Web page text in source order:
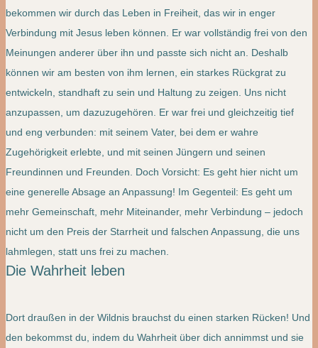
bekommen wir durch das Leben in Freiheit, das wir in enger
Verbindung mit Jesus leben können. Er war vollständig frei von den
Meinungen anderer über ihn und passte sich nicht an. Deshalb
können wir am besten von ihm lernen, ein starkes Rückgrat zu
entwickeln, standhaft zu sein und Haltung zu zeigen. Uns nicht
anzupassen, um dazuzugehören. Er war frei und gleichzeitig tief
und eng verbunden: mit seinem Vater, bei dem er wahre
Zugehörigkeit erlebte, und mit seinen Jüngern und seinen
Freundinnen und Freunden. Doch Vorsicht: Es geht hier nicht um
eine generelle Absage an Anpassung! Im Gegenteil: Es geht um
mehr Gemeinschaft, mehr Miteinander, mehr Verbindung – jedoch
nicht um den Preis der Starrheit und falschen Anpassung, die uns
lahmlegen, statt uns frei zu machen.
Dort draußen in der Wildnis brauchst du einen starken Rücken! Und
den bekommst du, indem du Wahrheit über dich annimmst und sie
Die Wahrheit leben